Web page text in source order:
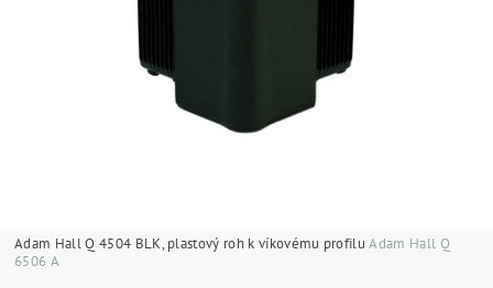
Adam Hall Q 4504 BLK, plastový roh k víkovému profiluAdam Hall Q
6506 A